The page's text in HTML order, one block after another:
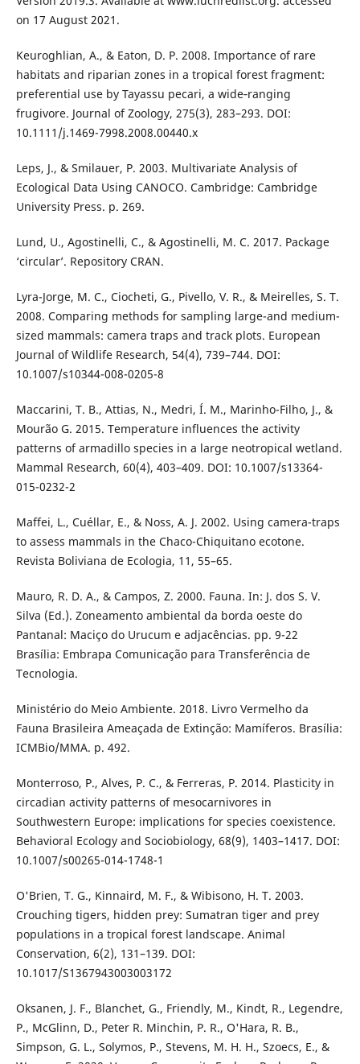
on 17 August 2021.
Keuroghlian, A., & Eaton, D. P. 2008. Importance of rare
habitats and riparian zones in a tropical forest fragment:
preferential use by Tayassu pecari, a wide‐ranging
frugivore. Journal of Zoology, 275(3), 283–293. DOI:
10.1111/j.1469-7998.2008.00440.x
Leps, J., & Smilauer, P. 2003. Multivariate Analysis of
Ecological Data Using CANOCO. Cambridge: Cambridge
University Press. p. 269.
Lund, U., Agostinelli, C., & Agostinelli, M. C. 2017. Package
‘circular’. Repository CRAN.
Lyra-Jorge, M. C., Ciocheti, G., Pivello, V. R., & Meirelles, S. T.
2008. Comparing methods for sampling large-and medium-
sized mammals: camera traps and track plots. European
Journal of Wildlife Research, 54(4), 739–744. DOI:
10.1007/s10344-008-0205-8
Maccarini, T. B., Attias, N., Medri, Í. M., Marinho-Filho, J., &
Mourão G. 2015. Temperature influences the activity
patterns of armadillo species in a large neotropical wetland.
Mammal Research, 60(4), 403–409. DOI: 10.1007/s13364-
015-0232-2
Maffei, L., Cuéllar, E., & Noss, A. J. 2002. Using camera-traps
to assess mammals in the Chaco-Chiquitano ecotone.
Revista Boliviana de Ecologia, 11, 55–65.
Mauro, R. D. A., & Campos, Z. 2000. Fauna. In: J. dos S. V.
Silva (Ed.). Zoneamento ambiental da borda oeste do
Pantanal: Maciço do Urucum e adjacências. pp. 9-22
Brasília: Embrapa Comunicação para Transferência de
Tecnologia.
Ministério do Meio Ambiente. 2018. Livro Vermelho da
Fauna Brasileira Ameaçada de Extinção: Mamíferos. Brasília:
ICMBio/MMA. p. 492.
Monterroso, P., Alves, P. C., & Ferreras, P. 2014. Plasticity in
circadian activity patterns of mesocarnivores in
Southwestern Europe: implications for species coexistence.
Behavioral Ecology and Sociobiology, 68(9), 1403–1417. DOI:
10.1007/s00265-014-1748-1
O'Brien, T. G., Kinnaird, M. F., & Wibisono, H. T. 2003.
Crouching tigers, hidden prey: Sumatran tiger and prey
populations in a tropical forest landscape. Animal
Conservation, 6(2), 131–139. DOI:
10.1017/S1367943003003172
Oksanen, J. F., Blanchet, G., Friendly, M., Kindt, R., Legendre,
P., McGlinn, D., Peter R. Minchin, P. R., O'Hara, R. B.,
Simpson, G. L., Solymos, P., Stevens, M. H. H., Szoecs, E., &